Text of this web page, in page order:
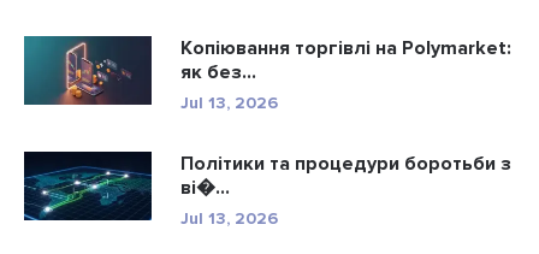
Копіювання торгівлі на Polymarket:
як без...
Jul 13, 2026
Політики та процедури боротьби з
ві�...
Jul 13, 2026